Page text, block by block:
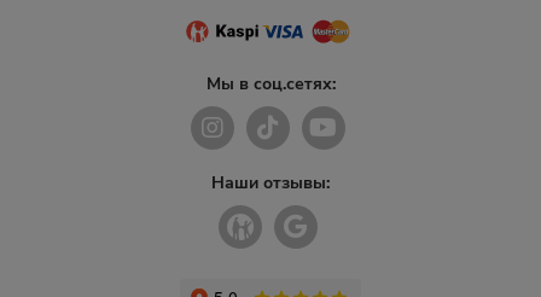
Мы в соц.сетях:
Наши отзывы: